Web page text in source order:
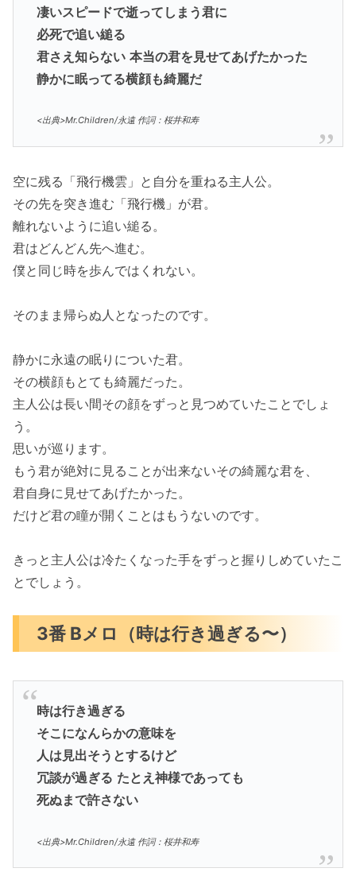
凄いスピードで逝ってしまう君に
必死で追い縋る
君さえ知らない 本当の君を見せてあげたかった
静かに眠ってる横顔も綺麗だ
<出典>Mr.Children/永遠 作詞：桜井和寿
空に残る「飛行機雲」と自分を重ねる主人公。
その先を突き進む「飛行機」が君。
離れないように追い縋る。
君はどんどん先へ進む。
僕と同じ時を歩んではくれない。
そのまま帰らぬ人となったのです。
静かに永遠の眠りについた君。
その横顔もとても綺麗だった。
主人公は長い間その顔をずっと見つめていたことでしょ
う。
思いが巡ります。
もう君が絶対に見ることが出来ないその綺麗な君を、
君自身に見せてあげたかった。
だけど君の瞳が開くことはもうないのです。
きっと主人公は冷たくなった手をずっと握りしめていたこ
とでしょう。
3番 Bメロ（時は行き過ぎる〜）
時は行き過ぎる
そこになんらかの意味を
人は見出そうとするけど
冗談が過ぎる たとえ神様であっても
死ぬまで許さない
<出典>Mr.Children/永遠 作詞：桜井和寿